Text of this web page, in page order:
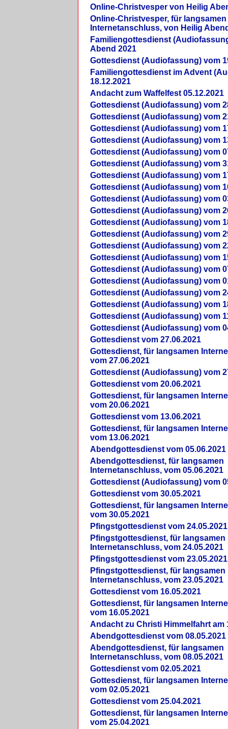
Online-Christvesper von Heilig
Online-Christvesper, für langsamen
Internetanschluss, von Heilig
Familiengottesdienst
Abend 2021
Gottesdienst (Audiofassung) vom
Familiengottesdienst im Advent
18.12.2021
Andacht zum Waffelfest 05.12.2021
Gottesdienst (Audiofassung) vom
Gottesdienst (Audiofassung) vom
Gottesdienst (Audiofassung) vom
Gottesdienst (Audiofassung) vom
Gottesdienst (Audiofassung) vom
Gottesdienst (Audiofassung) vom
Gottesdienst (Audiofassung) vom
Gottesdienst (Audiofassung) vom
Gottesdienst (Audiofassung) vom
Gottesdienst (Audiofassung) vom
Gottesdienst (Audiofassung) vom
Gottesdienst (Audiofassung) vom
Gottesdienst (Audiofassung) vom
Gottesdienst (Audiofassung) vom
Gottesdienst (Audiofassung) vom
Gottesdienst (Audiofassung) vom
Gottesdienst (Audiofassung) vom
Gottesdienst (Audiofassung) vom
Gottesdienst (Audiofassung) vom
Gottesdienst (Audiofassung) vom
Gottesdienst vom 27.06.2021
Gottesdienst, für langsamen
vom 27.06.2021
Gottesdienst (Audiofassung) vom
Gottesdienst vom 20.06.2021
Gottesdienst, für langsamen
vom 20.06.2021
Gottesdienst vom 13.06.2021
Gottesdienst, für langsamen
vom 13.06.2021
Abendgottesdienst vom 05.06.2021
Abendgottesdienst, für langsamen
Internetanschluss, vom 05.06.2021
Gottesdienst (Audiofassung) vom
Gottesdienst vom 30.05.2021
Gottesdienst, für langsamen
vom 30.05.2021
Pfingstgottesdienst vom 24.05.2021
Pfingstgottesdienst, für langsamen
Internetanschluss, vom 24.05.2021
Pfingstgottesdienst vom 23.05.2021
Pfingstgottesdienst, für langsamen
Internetanschluss, vom 23.05.2021
Gottesdienst vom 16.05.2021
Gottesdienst, für langsamen
vom 16.05.2021
Andacht zu Christi Himmelfahrt am
Abendgottesdienst vom 08.05.2021
Abendgottesdienst, für langsamen
Internetanschluss, vom 08.05.2021
Gottesdienst vom 02.05.2021
Gottesdienst, für langsamen
vom 02.05.2021
Gottesdienst vom 25.04.2021
Gottesdienst, für langsamen
vom 25.04.2021